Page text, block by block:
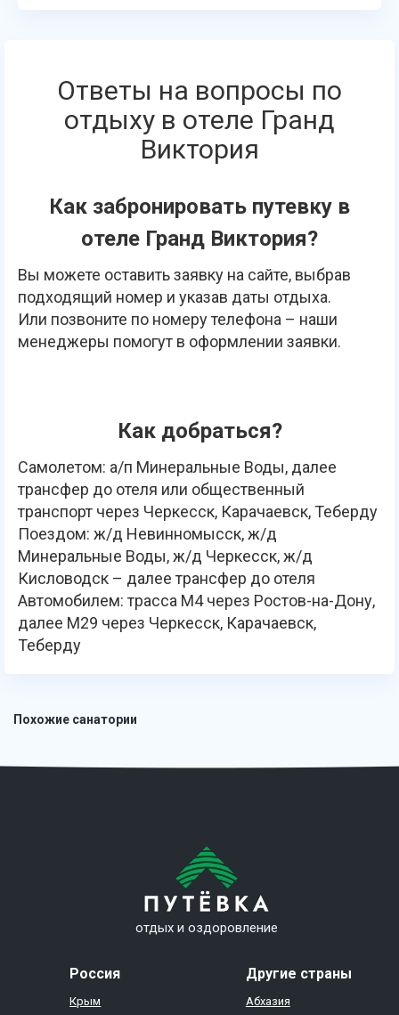
Ответы на вопросы по
отдыху в отеле Гранд
Виктория
Как забронировать путевку в
отеле Гранд Виктория?
Вы можете оставить заявку на сайте, выбрав
подходящий номер и указав даты отдыха.
Или позвоните по номеру телефона – наши
менеджеры помогут в оформлении заявки.
Как добраться?
Самолетом: а/п Минеральные Воды, далее
трансфер до отеля или общественный
транспорт через Черкесск, Карачаевск, Теберду
Поездом: ж/д Невинномысск, ж/д
Минеральные Воды, ж/д Черкесск, ж/д
Кисловодск – далее трансфер до отеля
Автомобилем: трасса М4 через Ростов-на-Дону,
далее М29 через Черкесск, Карачаевск,
Теберду
Похожие санатории
отдых и оздоровление
Россия
Крым
Другие страны
Абхазия